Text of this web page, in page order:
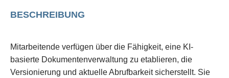
BESCHREIBUNG
Mitarbeitende verfügen über die Fähigkeit, eine KI-
basierte Dokumentenverwaltung zu etablieren, die
Versionierung und aktuelle Abrufbarkeit sicherstellt. Sie